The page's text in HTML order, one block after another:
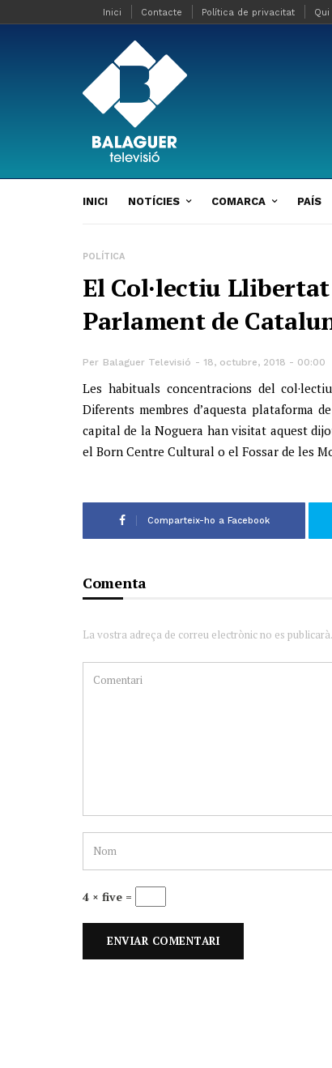
Inici Contacte Política de privacitat Qui
INICI NOTÍCIES COMARCA PAÍS
POLÍTICA
El Col·lectiu
Parlament de
Per Balaguer Televisió 18, octubre, 2018 - 00:00
Les habituals concentracions del
Diferents membres d’aquesta plataforma
capital de la Noguera han visitat aquest
el Born Centre Cultural o el Fossar de les
Comparteix-ho a Facebook
Comenta
La vostra adreça de correu electrònic no es
4 × five =